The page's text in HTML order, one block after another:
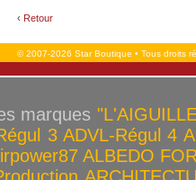
‹ Retour
© 2007-2026 Star Boutique • Tous droits
marques
3 ADVL-Régul 4
ALBEDO